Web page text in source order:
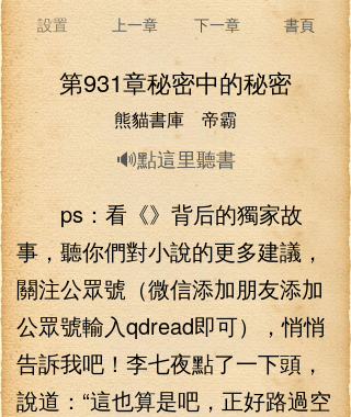
設置 上一章 下一章 書頁
第931章秘密中的秘密
熊貓書庫 帝霸
🔊點這里聽書
ps：看《》背后的獨家故
事，聽你們對小說的更多建議，
關注公眾號（微信添加朋友添加
公眾號輸入qdread即可），悄悄
告訴我吧！李七夜點了一下頭，
說道：“這也算是吧，正好路過空